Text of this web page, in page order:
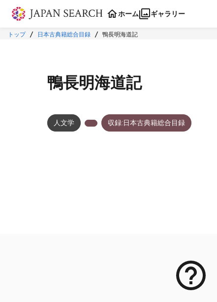
本文に飛ぶ
ホーム ギャラリー
トップ 日本古典籍総合目録 鴨長明海道記
鴨長明海道記
人文学 収録:日本古典籍総合目録